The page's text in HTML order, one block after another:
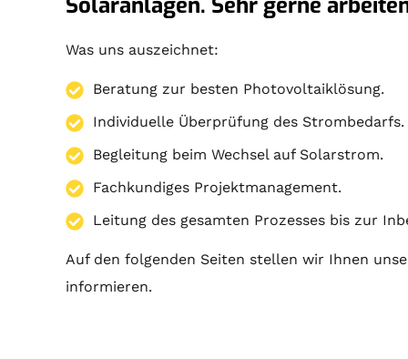
Was uns auszeichnet:
Beratung zur besten Photovoltaiklösung.
Individuelle Überprüfung des Strombedarfs.
Begleitung beim Wechsel auf Solarstrom.
Fachkundiges Projektmanagement.
Leitung des gesamten Prozesses bis zur
Auf den folgenden Seiten stellen wir Ihnen
informieren.